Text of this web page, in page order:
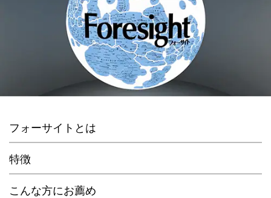
フォーサイトとは
特徴
こんな方にお薦め